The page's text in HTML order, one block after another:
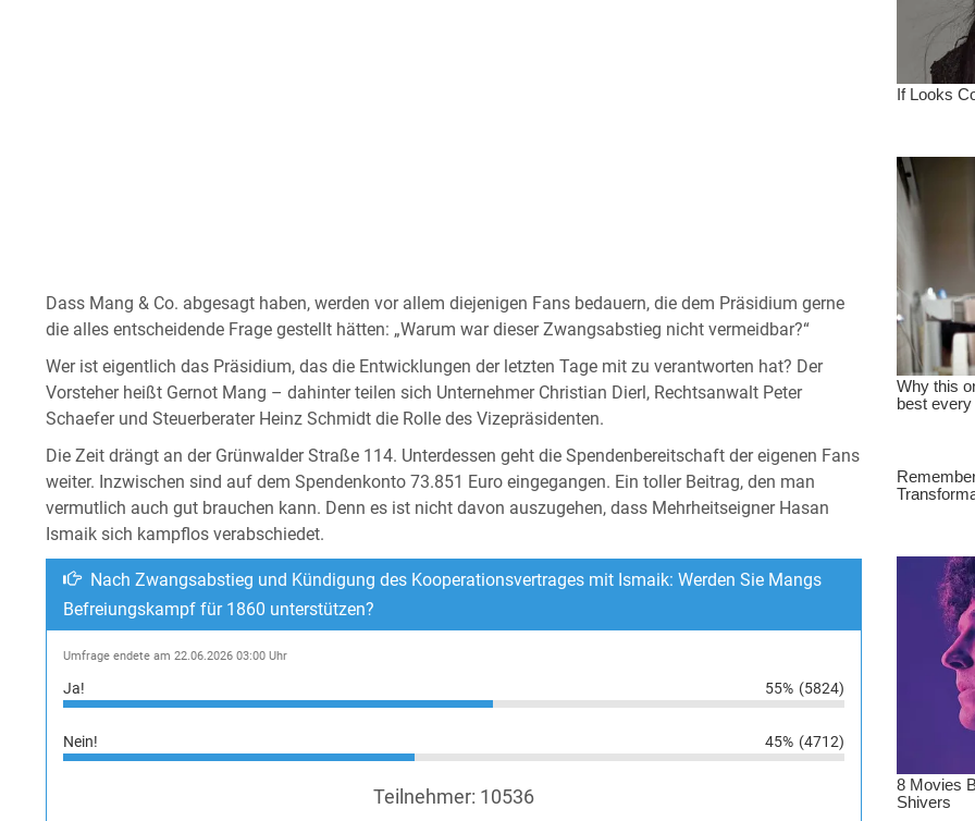
Dass Mang & Co. abgesagt haben, werden vor allem diejenigen Fans bedauern, die dem Präsidium gerne
die alles entscheidende Frage gestellt hätten: „Warum war dieser Zwangsabstieg nicht vermeidbar?“
Wer ist eigentlich das Präsidium, das die Entwicklungen der letzten Tage mit zu verantworten hat? Der
Vorsteher heißt Gernot Mang – dahinter teilen sich Unternehmer Christian Dierl, Rechtsanwalt Peter
Schaefer und Steuerberater Heinz Schmidt die Rolle des Vizepräsidenten.
Die Zeit drängt an der Grünwalder Straße 114. Unterdessen geht die Spendenbereitschaft der eigenen Fans
weiter. Inzwischen sind auf dem Spendenkonto 73.851 Euro eingegangen. Ein toller Beitrag, den man
vermutlich auch gut brauchen kann. Denn es ist nicht davon auszugehen, dass Mehrheitseigner Hasan
Ismaik sich kampflos verabschiedet.
Nach Zwangsabstieg und Kündigung des Kooperationsvertrages mit Ismaik: Werden Sie Mangs
Befreiungskampf für 1860 unterstützen?
Umfrage endete am 22.06.2026 03:00 Uhr
Ja! 55% (5824)
Nein! 45% (4712)
Teilnehmer: 10536